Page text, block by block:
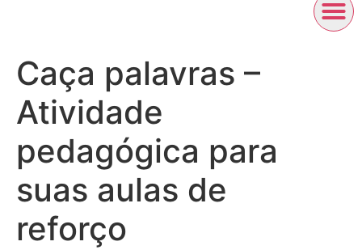
Caça palavras –
Atividade
pedagógica para
suas aulas de
reforço